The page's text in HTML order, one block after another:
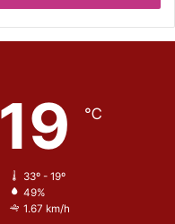
19 ℃
33º - 19º
49%
1.67 km/h